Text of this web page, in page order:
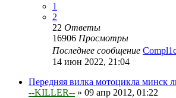
1
2
22 Ответы
16906 Просмотры
Последнее сообщение
14 июн 2022, 21:04
Передняя вилка мотоцикла минск
--KILLER-- » 09 апр 2012, 01:22